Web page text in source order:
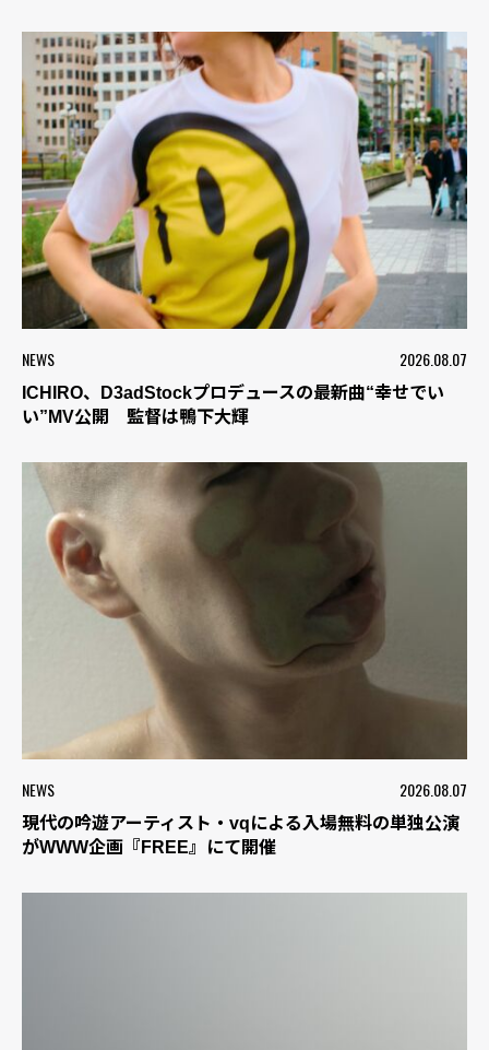
NEWS 2026.08.07
ICHIRO、D3adStockプロデュースの最新曲“幸せでい
い”MV公開 監督は鴨下大輝
NEWS 2026.08.07
現代の吟遊アーティスト・vqによる入場無料の単独公演
がWWW企画『FREE』にて開催